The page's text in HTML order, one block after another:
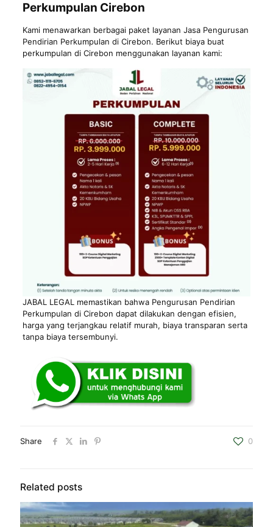
Perkumpulan Cirebon
Kami menawarkan berbagai paket layanan Jasa Pengurusan
Pendirian Perkumpulan di Cirebon. Berikut biaya buat
perkumpulan di Cirebon menggunakan layanan kami:
JABAL LEGAL memastikan bahwa Pengurusan Pendirian
Perkumpulan di Cirebon dapat dilakukan dengan efisien,
harga yang terjangkau relatif murah, biaya transparan serta
tanpa biaya tersembunyi.
Share 0
Related posts